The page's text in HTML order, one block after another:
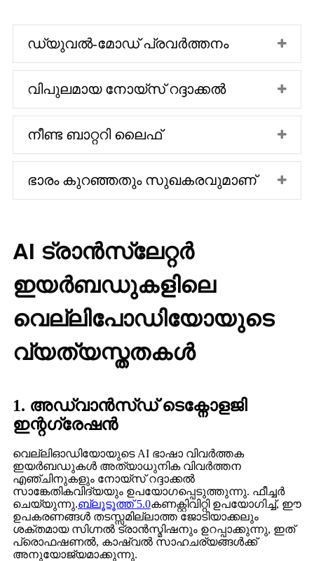
ഡ്യുവൽ-മോഡ് പ്രവർത്തനം
വിപുലമായ നോയ്‌സ് റദ്ദാക്കൽ
നീണ്ട ബാറ്ററി ലൈഫ്
ഭാരം കുറഞ്ഞതും സുഖകരവുമാണ്
AI ട്രാൻസ്ലേറ്റർ
ഇയർബഡുകളിലെ
വെല്ലിപോഡിയോയുടെ
വ്യത്യസ്തതകൾ
1. അഡ്വാൻസ്ഡ് ടെക്നോളജി
ഇന്റഗ്രേഷൻ
വെല്ലിഓഡിയോയുടെ AI ഭാഷാ വിവർത്തക
ഇയർബഡുകൾ അത്യാധുനിക വിവർത്തന
എഞ്ചിനുകളും നോയ്‌സ് റദ്ദാക്കൽ
സാങ്കേതികവിദ്യയും ഉപയോഗപ്പെടുത്തുന്നു. ഫീച്ചർ
ചെയ്യുന്നു.ബ്ലൂടൂത്ത് 5.0കണക്റ്റിവിറ്റി ഉപയോഗിച്ച്, ഈ
ഉപകരണങ്ങൾ തടസ്സമില്ലാത്ത ജോടിയാക്കലും
ശക്തമായ സിഗ്നൽ ട്രാൻസ്മിഷനും ഉറപ്പാക്കുന്നു, ഇത്
പ്രൊഫഷണൽ, കാഷ്വൽ സാഹചര്യങ്ങൾക്ക്
അനുയോജ്യമാക്കുന്നു.